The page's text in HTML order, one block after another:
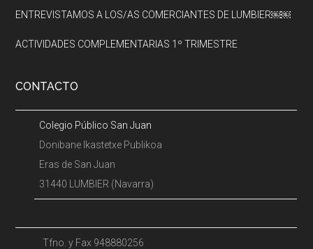
ENTREVISTAMOS A LOS/AS COMERCIANTES DE LUMBIER￼￼
ACTIVIDADES COMPLEMENTARIAS 1º TRIMESTRE
CONTACTO
Colegio Público San Juan
Donibane Ikastetxe Publikoa
Eras de San Juan
31440 LUMBIER (Navarra)
Tfno. y Fax 948880256